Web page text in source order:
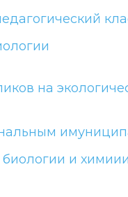
на
и химиии